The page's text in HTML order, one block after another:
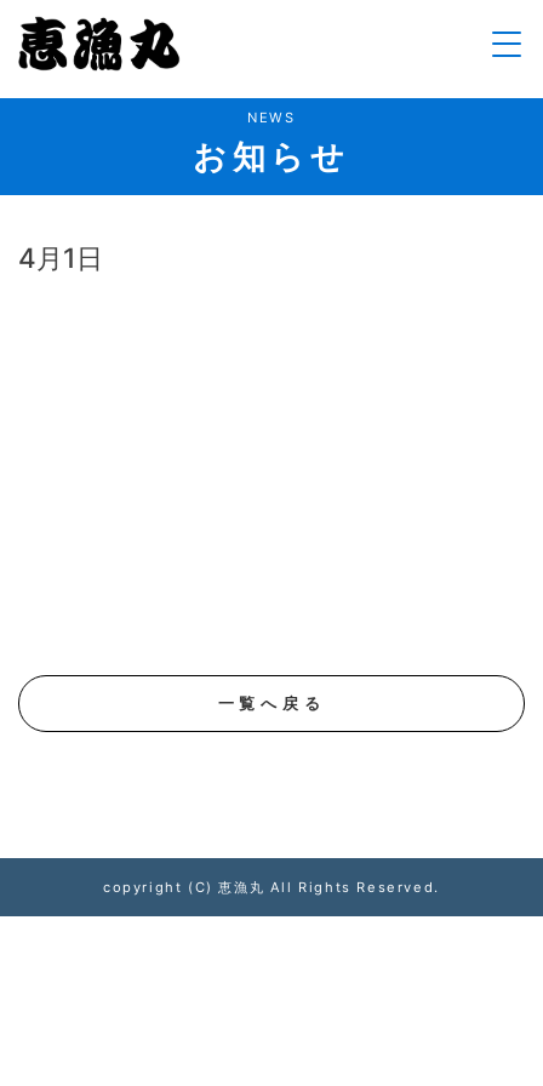
Skip
to
content
NEWS
お知らせ
4月1日
一覧へ戻る
copyright (C) 恵漁丸 All Rights Reserved.